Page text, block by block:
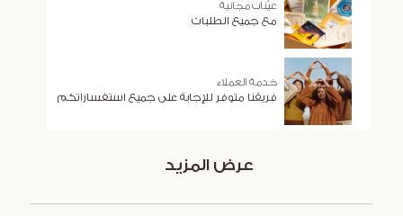
عيّنات مجانية
مع جميع الطلبات
خدمة العملاء
فريقنا متوفر للإجابة على جميع استفساراتكم
عرض المزيد